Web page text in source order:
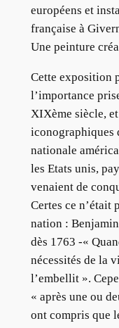
européens et
française à
Une peinture
Cette exposition
l’importance
XIXème siècle,
iconographiques
nationale
les Etats unis,
venaient de
Certes ce n’était
nation :
dès 1763 -«
nécessités de la
l’embellit ».
« après une ou
ont compris que